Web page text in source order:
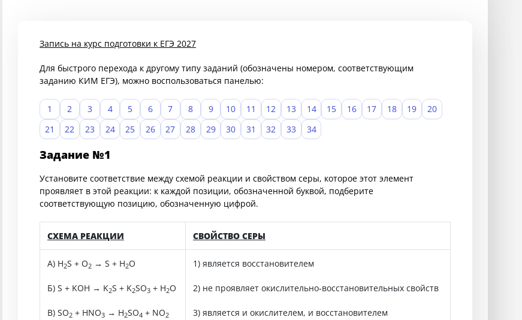
Запись на курс подготовки к ЕГЭ 2027
Для быстрого перехода к другому типу заданий (обозначены номером, соответствующим
заданию КИМ ЕГЭ), можно воспользоваться панелью:
1 2 3 4 5 6 7 8 9 10 11 12 13 14 15 16 17 18 19
20
21
22 23 24 25 26 27 28 29 30 31 32 33 34
Задание №1
Установите соответствие между схемой реакции и свойством серы, которое этот элемент
проявляет в этой реакции: к каждой позиции, обозначенной буквой, подберите
соответствующую позицию, обозначенную цифрой.
СХЕМА РЕАКЦИИ СВОЙСТВО СЕРЫ
А) H2S + O2 → S + H2O
Б) S + KOH → K2S + K2SO3 + H2O
В) SO2 + HNO3 → H2SO4 + NO2
1) является восстановителем
2) не проявляет окислительно‑восстановительных свойств
3) является и окислителем, и восстановителем